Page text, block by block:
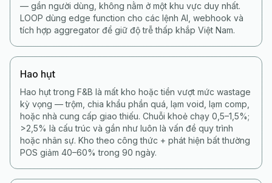
— gần người dùng, không nằm ở một khu vực duy nhất.
LOOP dùng edge function cho các lệnh AI, webhook và
tích hợp aggregator để giữ độ trễ thấp khắp Việt Nam.
Hao hụt
Hao hụt trong F&B là mất kho hoặc tiền vượt mức wastage
kỳ vọng — trộm, chia khẩu phần quá, lạm void, lạm comp,
hoặc nhà cung cấp giao thiếu. Chuỗi khoẻ chạy 0,5–1,5%;
>2,5% là cấu trúc và gần như luôn là vấn đề quy trình
hoặc nhân sự. Kho theo công thức + phát hiện bất thường
POS giảm 40–60% trong 90 ngày.